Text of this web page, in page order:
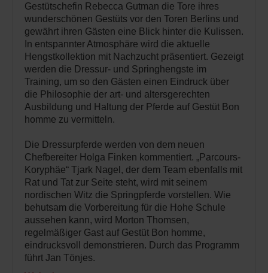
Gestütschefin Rebecca Gutman die Tore ihres
wunderschönen Gestüts vor den Toren Berlins und
gewährt ihren Gästen eine Blick hinter die Kulissen.
In entspannter Atmosphäre wird die aktuelle
Hengstkollektion mit Nachzucht präsentiert. Gezeigt
werden die Dressur- und Springhengste im
Training, um so den Gästen einen Eindruck über
die Philosophie der art- und altersgerechten
Ausbildung und Haltung der Pferde auf Gestüt Bon
homme zu vermitteln.
Die Dressurpferde werden von dem neuen
Chefbereiter Holga Finken kommentiert. „Parcours-
Koryphäe“ Tjark Nagel, der dem Team ebenfalls mit
Rat und Tat zur Seite steht, wird mit seinem
nordischen Witz die Springpferde vorstellen. Wie
behutsam die Vorbereitung für die Hohe Schule
aussehen kann, wird Morton Thomsen,
regelmäßiger Gast auf Gestüt Bon homme,
eindrucksvoll demonstrieren. Durch das Programm
führt Jan Tönjes.